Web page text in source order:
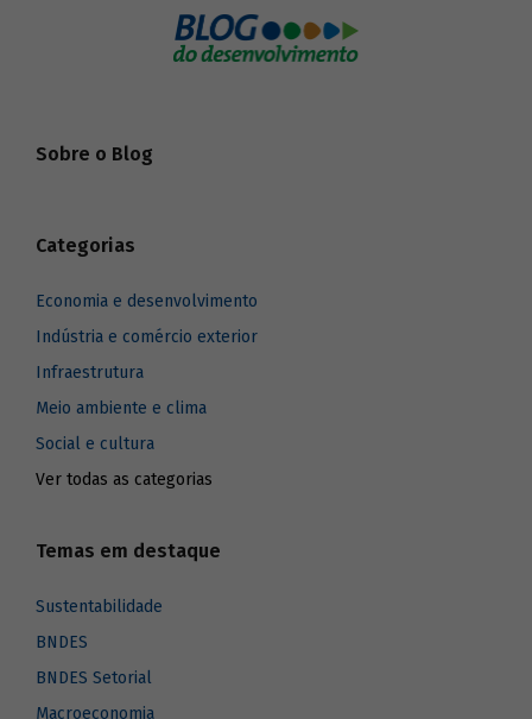
Sobre o Blog
Categorias
Economia e desenvolvimento
Indústria e comércio exterior
Infraestrutura
Meio ambiente e clima
Social e cultura
Ver todas as categorias
Temas em destaque
Sustentabilidade
BNDES
BNDES Setorial
Macroeconomia